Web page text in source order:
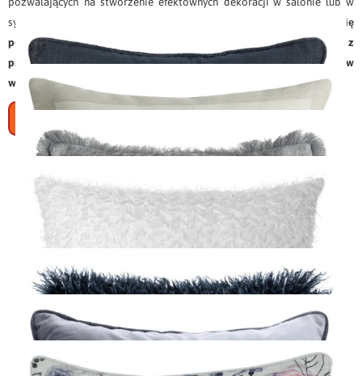
sypialni, zapraszamy do zapoznania się z naszą ofertą.
Tu znajdują się
poszewki na poduszki uszyte ze szczególną dbałością o detale z
pierwszej klasy tkanin pochodzące od sprawdzonych producentów
wyrobów tekstylnych.
Poszewki na poduszki do każdego
wnętrza
Bogaty wybór poszewek dekoracyjnych na poduszki w modnych
kolorach i ciekawym wzornictwie umożliwi dobór fasonów
odpowiadających rozmaitym potrzebom naszych klientów.Polecamy
tradycyjnych, jak i nowoczesnych wnętrz. Wśród dostępnych w naszym
sklepie modeli oferujemy poszewki na poduszki z ornamentyką
florystyczną i w inne wzory, pikowane, gładkie, marszczone, z brokatem,
Szyte na miarę
Gobelin
Szenil
Do zasłon i firan gotowych